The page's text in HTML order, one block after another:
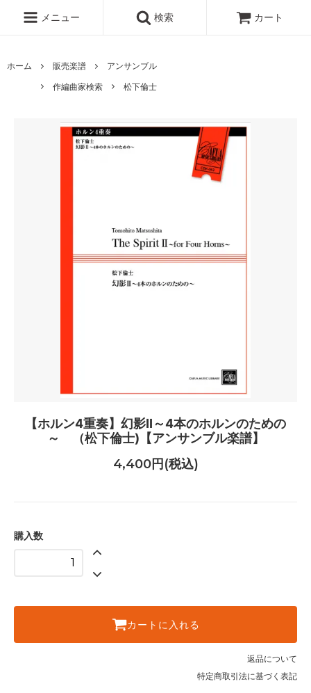
メニュー 検索 カート
ホーム 販売楽譜
アンサンブル
作編曲家検索
松下倫士
【ホルン4重奏】幻影II～4本のホルンのための
～ （松下倫士)【アンサンブル楽譜】
4,400円(税込)
購入数
カートに入れる
返品について
特定商取引法に基づく表記